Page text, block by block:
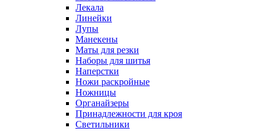
Лекала
Линейки
Лупы
Манекены
Маты для резки
Наборы для шитья
Наперстки
Ножи раскройные
Ножницы
Органайзеры
Принадлежности для кроя
Светильники